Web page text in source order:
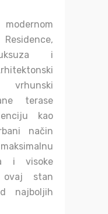
i
vrhunski
terase
kao
način
i visoke
ovaj stan
najboljih